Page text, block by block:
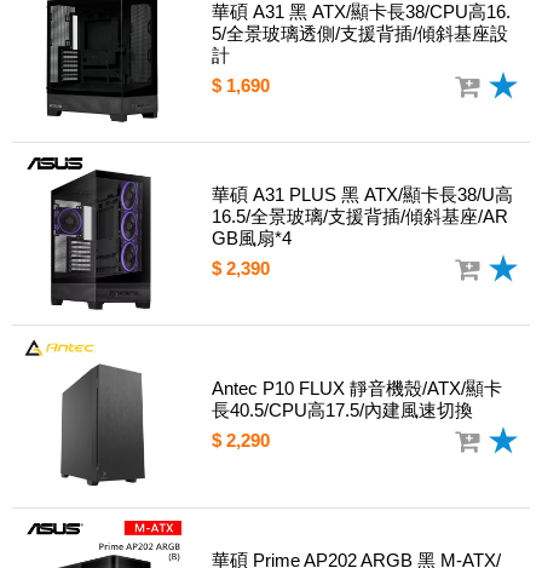
華碩 A31 黑 ATX/顯卡長38/CPU高16.
5/全景玻璃透側/支援背插/傾斜基座設
計
$ 1,690
華碩 A31 PLUS 黑 ATX/顯卡長38/U高
16.5/全景玻璃/支援背插/傾斜基座/AR
GB風扇*4
$ 2,390
Antec P10 FLUX 靜音機殼/ATX/顯卡
長40.5/CPU高17.5/內建風速切換
$ 2,290
華碩 Prime AP202 ARGB 黑 M-ATX/